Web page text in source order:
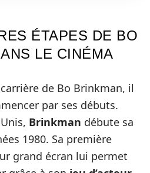
ÉTAPES DE BO
LE CINÉMA
de Bo Brinkman, il
par ses débuts.
Brinkman débute sa
1980. Sa première
grand écran lui permet